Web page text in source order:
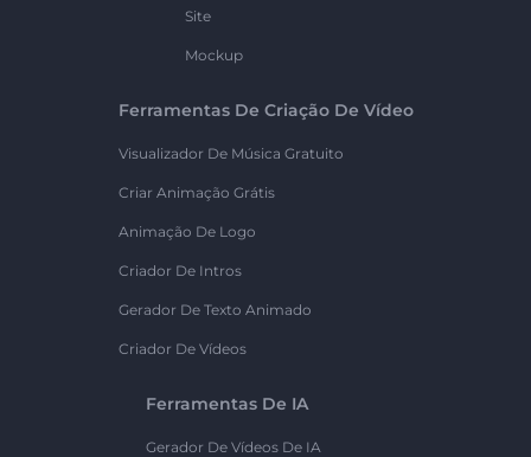
Site
Mockup
Ferramentas De Criação De Vídeo
Visualizador De Música Gratuito
Criar Animação Grátis
Animação De Logo
Criador De Intros
Gerador De Texto Animado
Criador De Vídeos
Ferramentas De IA
Gerador De Vídeos De IA